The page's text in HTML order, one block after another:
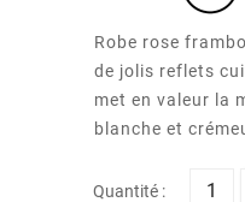
Robe rose
de jolis reflets
met en valeur la
blanche et
Quantité :